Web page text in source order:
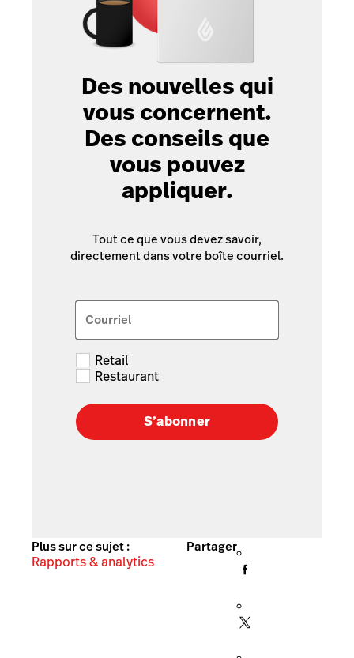
Des nouvelles qui
vous concernent.
Des conseils que
vous pouvez
appliquer.
Tout ce que vous devez savoir,
directement dans votre boîte courriel.
Courriel
Retail
Restaurant
S’abonner
Plus sur ce sujet :
Rapports & analytics
Partager